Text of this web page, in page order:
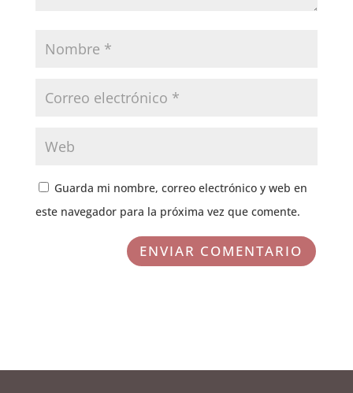
Guarda mi nombre, correo electrónico y web en
este navegador para la próxima vez que comente.
ENVIAR COMENTARIO